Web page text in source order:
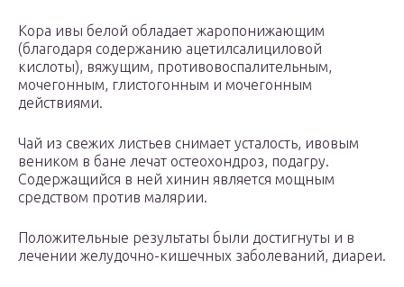
Кора ивы белой обладает жаропонижающим
(благодаря содержанию ацетилсалициловой
кислоты), вяжущим, противовоспалительным,
мочегонным, глистогонным и мочегонным
действиями.
Чай из свежих листьев снимает усталость, ивовым
веником в бане лечат остеохондроз, подагру.
Содержащийся в ней хинин является мощным
средством против малярии.
Положительные результаты были достигнуты и в
лечении желудочно-кишечных заболеваний, диареи.